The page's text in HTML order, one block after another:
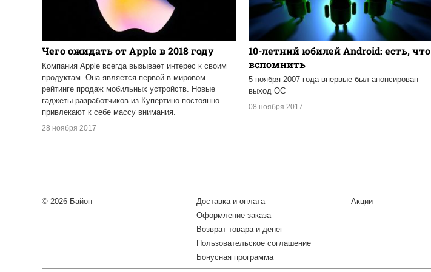
Чего ожидать от Apple в 2018 году
Компания Apple всегда вызывает интерес к своим
продуктам. Она является первой в мировом
рейтинге продаж мобильных устройств. Новые
гаджеты разработчиков из Купертино постоянно
привлекают к себе массу внимания.
28 ноября 2017
10-летний юбилей Android: есть, что
вспомнить
5 ноября 2007 года впервые был анонсирован
выход ОС
08 ноября 2017
© 2026 Байон
Доставка и оплата
Оформление заказа
Возврат товара и денег
Пользовательское соглашение
Бонусная программа
Акции